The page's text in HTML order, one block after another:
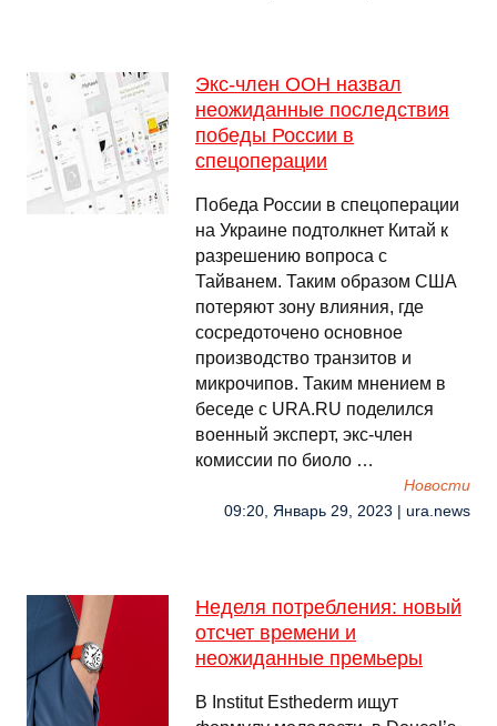
Экс-член ООН назвал
неожиданные последствия
победы России в
спецоперации
Победа России в спецоперации
на Украине подтолкнет Китай к
разрешению вопроса с
Тайванем. Таким образом США
потеряют зону влияния, где
сосредоточено основное
производство транзитов и
микрочипов. Таким мнением в
беседе с URA.RU поделился
военный эксперт, экс-член
комиссии по биоло …
Новости
09:20, Январь 29, 2023 | ura.news
Неделя потребления: новый
отсчет времени и
неожиданные премьеры
В Institut Esthederm ищут